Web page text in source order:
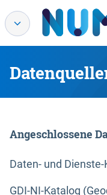
Angeschlossene
Daten- und
GDI-NI-Katalog